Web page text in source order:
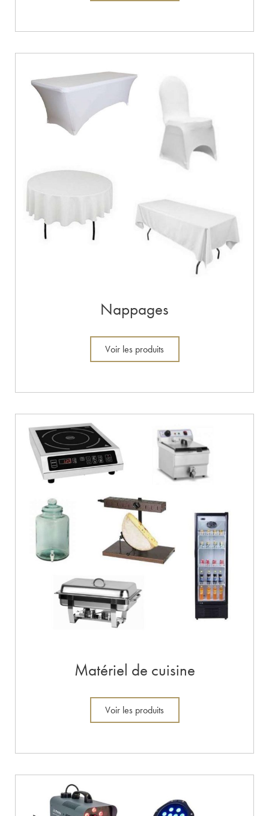
Nappages
Voir les produits
Matériel de cuisine
Voir les produits